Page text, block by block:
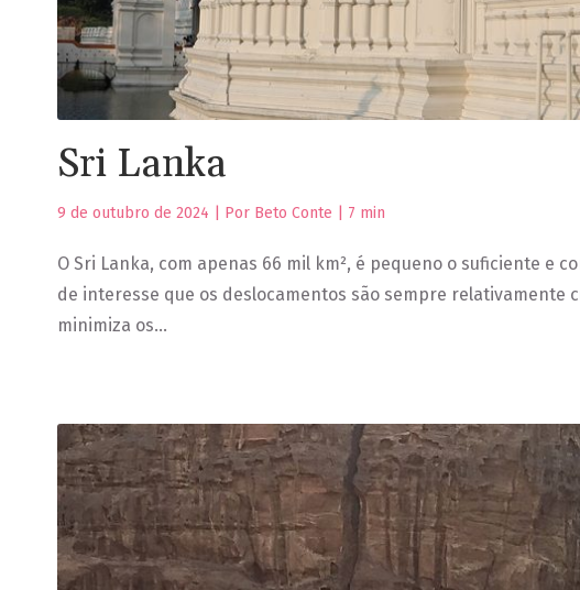
Sri Lanka
9 de outubro de 2024 | Por Beto Conte | 7 min
O Sri Lanka, com apenas 66 mil km², é pequeno o suficiente e
de interesse que os deslocamentos são sempre relativamente
minimiza os…